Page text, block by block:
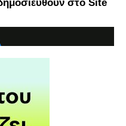
στο Site